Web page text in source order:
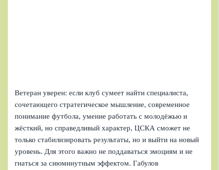
Ветеран уверен: если клуб сумеет найти специалиста,
сочетающего стратегическое мышление, современное
понимание футбола, умение работать с молодёжью и
жёсткий, но справедливый характер, ЦСКА сможет не
только стабилизировать результаты, но и выйти на новый
уровень. Для этого важно не поддаваться эмоциям и не
гнаться за сиюминутным эффектом. Габулов